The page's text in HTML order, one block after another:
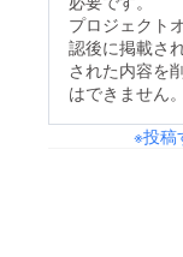
プロジェクト
認後に掲載さ
された内容を
はできません。
※投稿